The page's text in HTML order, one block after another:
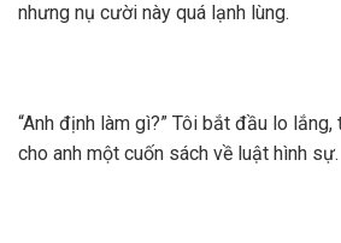
nhưng nụ cười này quá lạnh lùng.
“Anh định làm gì?” Tôi bắt đầu lo
cho anh một cuốn sách về luật hình sự.